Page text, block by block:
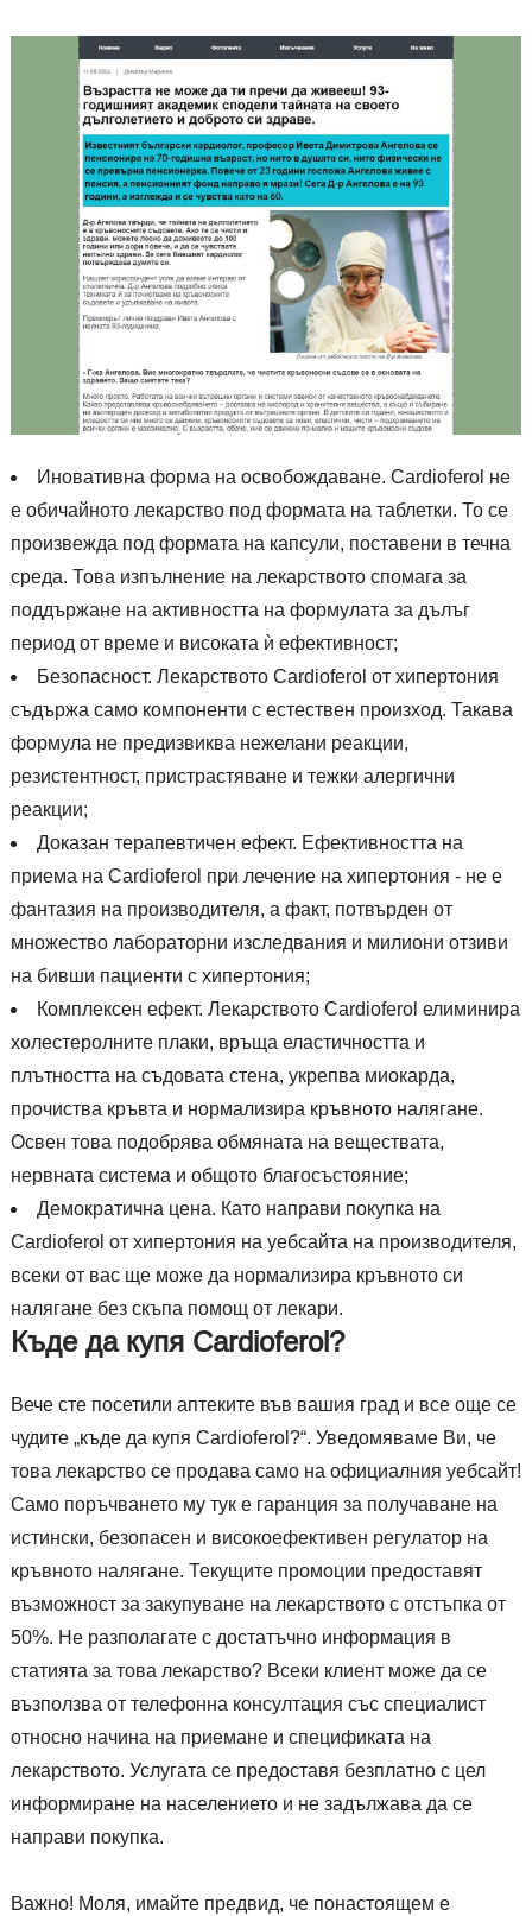
Иновативна форма на освобождаване. Cardioferol не
е обичайното лекарство под формата на таблетки. То се
произвежда под формата на капсули, поставени в течна
среда. Това изпълнение на лекарството спомага за
поддържане на активността на формулата за дълъг
период от време и високата ѝ ефективност;
Безопасност. Лекарството Cardioferol от хипертония
съдържа само компоненти с естествен произход. Такава
формула не предизвиква нежелани реакции,
резистентност, пристрастяване и тежки алергични
реакции;
Доказан терапевтичен ефект. Ефективността на
приема на Cardioferol при лечение на хипертония - не е
фантазия на производителя, а факт, потвърден от
множество лабораторни изследвания и милиони отзиви
на бивши пациенти с хипертония;
Комплексен ефект. Лекарството Cardioferol елиминира
холестеролните плаки, връща еластичността и
плътността на съдовата стена, укрепва миокарда,
прочиства кръвта и нормализира кръвното налягане.
Освен това подобрява обмяната на веществата,
нервната система и общото благосъстояние;
Демократична цена. Като направи покупка на
Cardioferol от хипертония на уебсайта на производителя,
всеки от вас ще може да нормализира кръвното си
налягане без скъпа помощ от лекари.
Къде да купя Cardioferol?
Вече сте посетили аптеките във вашия град и все още се
чудите „къде да купя Cardioferol?“. Уведомяваме Ви, че
това лекарство се продава само на официалния уебсайт!
Само поръчването му тук е гаранция за получаване на
истински, безопасен и високоефективен регулатор на
кръвното налягане. Текущите промоции предоставят
възможност за закупуване на лекарството с отстъпка от
50%. Не разполагате с достатъчно информация в
статията за това лекарство? Всеки клиент може да се
възползва от телефонна консултация със специалист
относно начина на приемане и спецификата на
лекарството. Услугата се предоставя безплатно с цел
информиране на населението и не задължава да се
направи покупка.
Важно! Моля, имайте предвид, че понастоящем е